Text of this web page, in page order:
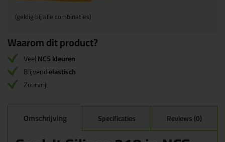
(geldig bij alle combinaties)
Waarom dit product?
VeelNCS kleuren
Blijvendelastisch
Zuurvrij
Omschrijving Specificaties Reviews (0)